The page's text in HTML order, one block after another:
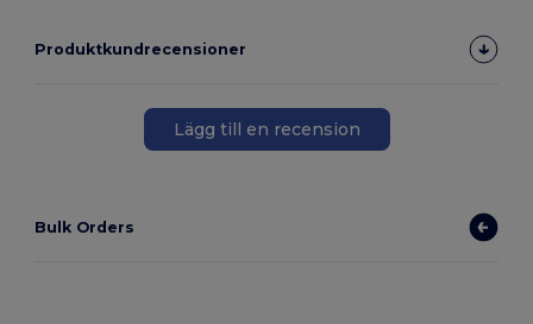
Produktkundrecensioner
Lägg till en recension
Bulk Orders